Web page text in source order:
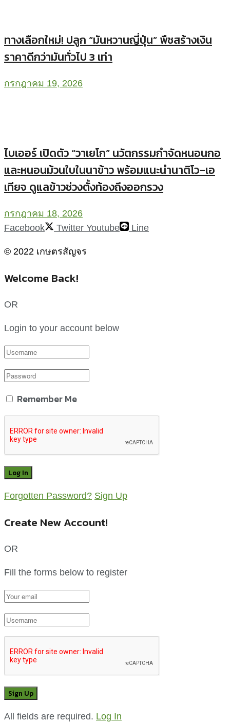
ทางเลือกใหม่! ปลูก “มันหวานญี่ปุ่น” พืชสร้างเงิน
ราคาดีกว่ามันทั่วไป 3 เท่า
กรกฎาคม 19, 2026
ไบเออร์ เปิดตัว “วาเยโก” นวัตกรรมกำจัดหนอนกอ
และหนอนม้วนใบในนาข้าว พร้อมแนะนำนาติโว–เอ
เทียจ ดูแลข้าวช่วงตั้งท้องถึงออกรวง
กรกฎาคม 18, 2026
Facebook
Twitter Youtube Line
© 2022 เกษตรสัญจร
Welcome Back!
OR
Login to your account below
Remember Me
Forgotten Password? Sign Up
Create New Account!
OR
Fill the forms below to register
All fields are required. Log In